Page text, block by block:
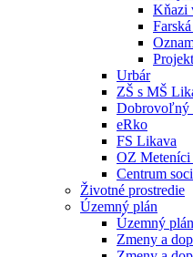
Kňazi
Projekt
Urbár
ZŠ s MŠ
Dobrovoľný
eRko
FS Likava
OZ
Centrum
Životné prostredie
Územný plán
Územný plán
Zmeny a